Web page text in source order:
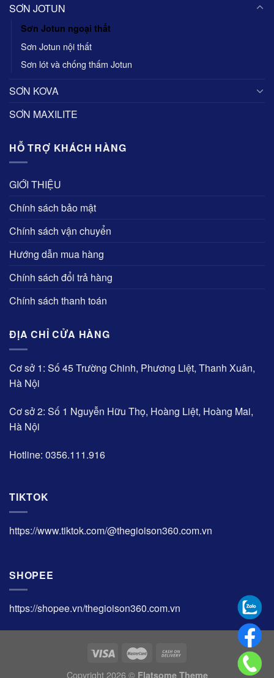
SƠN JOTUN
Sơn Jotun ngoại thất
Sơn Jotun nội thất
Sơn lót và chống thấm Jotun
SƠN KOVA
SƠN MAXILITE
HỖ TRỢ KHÁCH HÀNG
GIỚI THIỆU
Chính sách bảo mật
Chính sách vận chuyển
Hướng dẫn mua hàng
Chính sách đổi trả hàng
Chính sách thanh toán
ĐỊA CHỈ CỬA HÀNG
Cơ sở 1: Số 45 Trường Chinh, Phương Liệt, Thanh Xuân,
Hà Nội
Cơ sở 2: Số 1 Nguyễn Hữu Thọ, Hoàng Liệt, Hoàng Mai,
Hà Nội
Hotline: 0356.111.916
TIKTOK
https://www.tiktok.com/@thegioison360.com.vn
SHOPEE
https://shopee.vn/thegioison360.com.vn
Copyright 2026 © Flatsome Theme